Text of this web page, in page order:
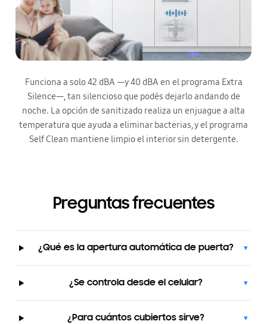
Funciona a solo 42 dBA —y 40 dBA en el programa Extra
Silence—, tan silencioso que podés dejarlo andando de
noche. La opción de sanitizado realiza un enjuague a alta
temperatura que ayuda a eliminar bacterias, y el programa
Self Clean mantiene limpio el interior sin detergente.
Preguntas frecuentes
¿Qué es la apertura automática de puerta? ▾
¿Se controla desde el celular? ▾
¿Para cuántos cubiertos sirve? ▾